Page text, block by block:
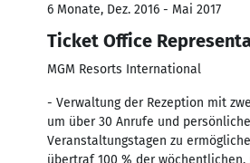
6 Monate, Dez. 2016 - Mai 2017
Ticket Office
MGM Resorts International
- Verwaltung der Rezeption mit
um über 30 Anrufe und
Veranstaltungstagen zu
übertraf 100 % der